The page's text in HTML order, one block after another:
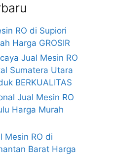
RO di Supiori
Harga GROSIR
Jual Mesin RO
Sumatera Utara
BERKUALITAS
Jual Mesin RO
Harga Murah
Mesin RO di
Barat Harga